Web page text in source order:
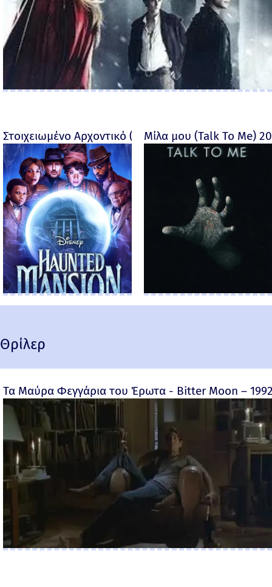
Στοιχειωμένο Αρχοντικό (Haunted Mansion) - 2023
Μίλα μου (Talk To Me)
Θρίλερ
Τα Μαύρα Φεγγάρια του Έρωτα - Bitter Moon –